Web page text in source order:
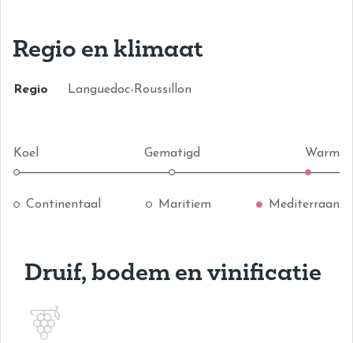
Regio en klimaat
Regio Languedoc-Roussillon
Koel Gematigd Warm
Continentaal Maritiem Mediterraan
Druif, bodem en vinificatie